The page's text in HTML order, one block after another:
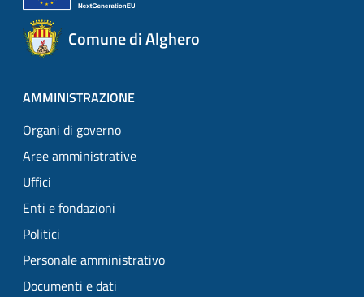
Comune di Alghero
AMMINISTRAZIONE
Organi di governo
Aree amministrative
Uffici
Enti e fondazioni
Politici
Personale amministrativo
Documenti e dati